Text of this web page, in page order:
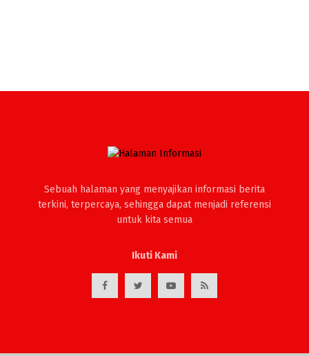
Sebuah halaman yang menyajikan informasi berita
terkini, terpercaya, sehingga dapat menjadi referensi
untuk kita semua
Ikuti Kami